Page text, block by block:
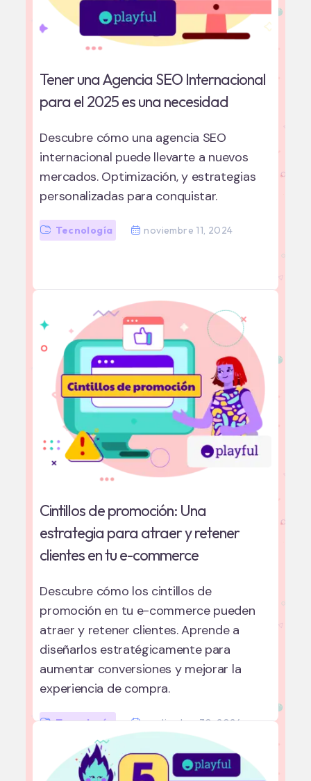
Tener una Agencia SEO Internacional
para el 2025 es una necesidad
Descubre cómo una agencia SEO
internacional puede llevarte a nuevos
mercados. Optimización, y estrategias
personalizadas para conquistar.
Tecnología noviembre 11, 2024
Cintillos de promoción: Una
estrategia para atraer y retener
clientes en tu e-commerce
Descubre cómo los cintillos de
promoción en tu e-commerce pueden
atraer y retener clientes. Aprende a
diseñarlos estratégicamente para
aumentar conversiones y mejorar la
experiencia de compra.
Tecnología septiembre 30, 2024